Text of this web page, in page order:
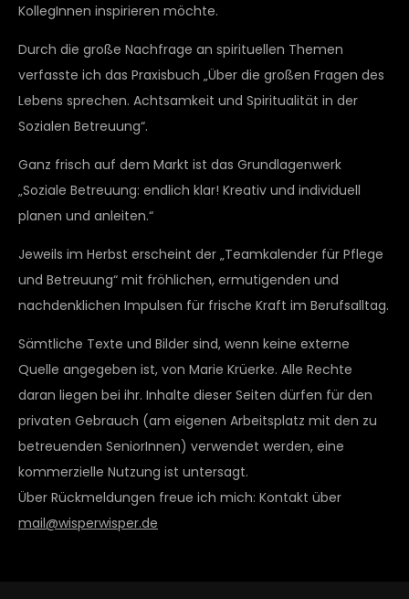
KollegInnen inspirieren möchte.
Durch die große Nachfrage an spirituellen Themen
verfasste ich das Praxisbuch „Über die großen Fragen des
Lebens sprechen. Achtsamkeit und Spiritualität in der
Sozialen Betreuung“.
Ganz frisch auf dem Markt ist das Grundlagenwerk
„Soziale Betreuung: endlich klar! Kreativ und individuell
planen und anleiten.“
Jeweils im Herbst erscheint der „Teamkalender für Pflege
und Betreuung“ mit fröhlichen, ermutigenden und
nachdenklichen Impulsen für frische Kraft im Berufsalltag.
Sämtliche Texte und Bilder sind, wenn keine externe
Quelle angegeben ist, von Marie Krüerke. Alle Rechte
daran liegen bei ihr. Inhalte dieser Seiten dürfen für den
privaten Gebrauch (am eigenen Arbeitsplatz mit den zu
betreuenden SeniorInnen) verwendet werden, eine
kommerzielle Nutzung ist untersagt.
Über Rückmeldungen freue ich mich: Kontakt über
mail@wisperwisper.de